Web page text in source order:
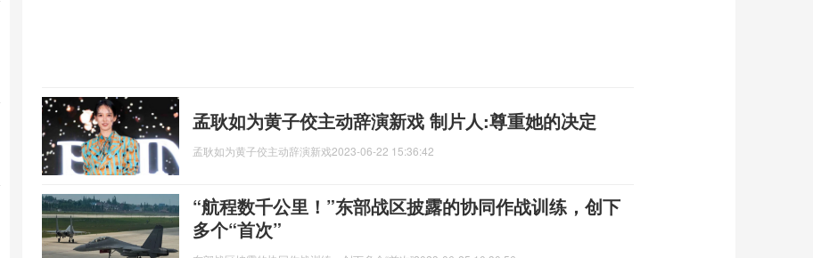
孟耿如为黄子佼主动辞演新戏 制片人:尊重她的决定
孟耿如为黄子佼主动辞演新戏2023-06-22 15:36:42
“航程数千公里！”东部战区披露的协同作战训练，创下
多个“首次”